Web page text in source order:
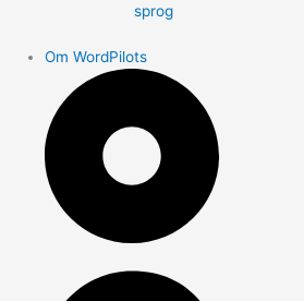
sprog
Om WordPilots